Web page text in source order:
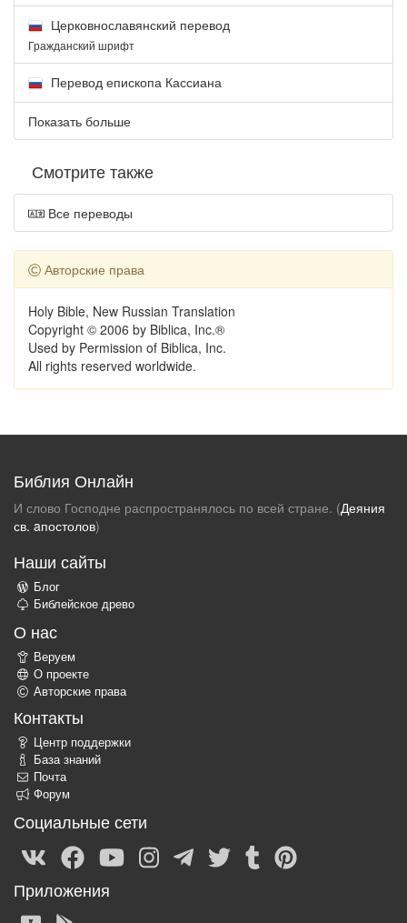
Церковнославянский перевод
Гражданский шрифт
Перевод епископа Кассиана
Показать больше
Смотрите также
Все переводы
Авторские права
Holy Bible, New Russian Translation
Copyright © 2006 by Biblica, Inc.®
Used by Permission of Biblica, Inc.
All rights reserved worldwide.
Библия Онлайн
И слово Господне распространялось по всей стране. (Деяния
св. aпостолов)
Наши сайты
Блог
Библейское древо
О нас
Веруем
О проекте
Авторские права
Контакты
Центр поддержки
База знаний
Почта
Форум
Социальные сети
Приложения